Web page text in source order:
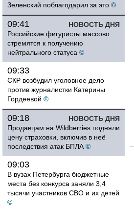
Зеленский поблагодарил за это ©
НОВОСТЬ ДНЯ
09:41
Российские фигуристы массово
стремятся к получению
нейтрального статуса ©
09:33
СКР возбудил уголовное дело
против журналистки Катерины
Гордеевой ©
НОВОСТЬ ДНЯ
09:18
Продавцам на Wildberries подняли
цену страховки, включив в неё
последствия атак БПЛА ©
09:03
В вузах Петербурга бюджетные
места без конкурса заняли 3,4
тысячи участников СВО и их детей
©